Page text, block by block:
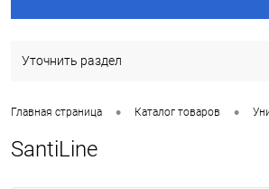
Уточнить раздел
Главная страница • Каталог товаров •
SantiLine